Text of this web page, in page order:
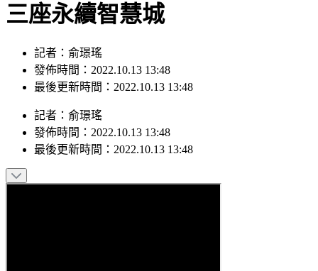
三座永續智慧城
記者：俞璟瑤
發佈時間：2022.10.13 13:48
最後更新時間：2022.10.13 13:48
記者 ： 俞璟瑤
發佈時間： 2022.10.13 13:48
最後更新時間： 2022.10.13 13:48